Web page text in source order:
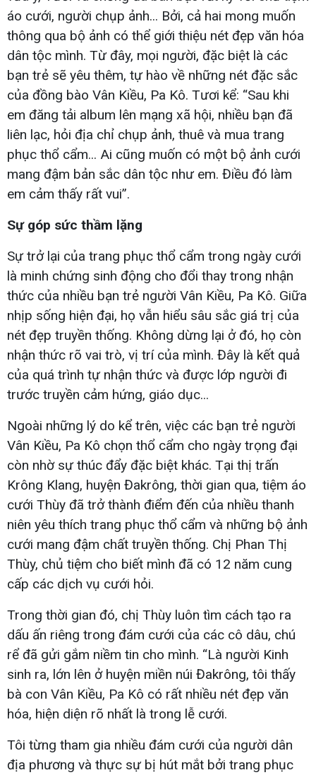
áo cưới, người chụp ảnh... Bởi, cả hai mong muốn
thông qua bộ ảnh có thể giới thiệu nét đẹp văn hóa
dân tộc mình. Từ đây, mọi người, đặc biệt là các
bạn trẻ sẽ yêu thêm, tự hào về những nét đặc sắc
của đồng bào Vân Kiều, Pa Kô. Tươi kể: “Sau khi
em đăng tải album lên mạng xã hội, nhiều bạn đã
liên lạc, hỏi địa chỉ chụp ảnh, thuê và mua trang
phục thổ cẩm... Ai cũng muốn có một bộ ảnh cưới
mang đậm bản sắc dân tộc như em. Điều đó làm
em cảm thấy rất vui”.
Sự góp sức thầm lặng
Sự trở lại của trang phục thổ cẩm trong ngày cưới
là minh chứng sinh động cho đổi thay trong nhận
thức của nhiều bạn trẻ người Vân Kiều, Pa Kô. Giữa
nhịp sống hiện đại, họ vẫn hiểu sâu sắc giá trị của
nét đẹp truyền thống. Không dừng lại ở đó, họ còn
nhận thức rõ vai trò, vị trí của mình. Đây là kết quả
của quá trình tự nhận thức và được lớp người đi
trước truyền cảm hứng, giáo dục...
Ngoài những lý do kể trên, việc các bạn trẻ người
Vân Kiều, Pa Kô chọn thổ cẩm cho ngày trọng đại
còn nhờ sự thúc đẩy đặc biệt khác. Tại thị trấn
Krông Klang, huyện Đakrông, thời gian qua, tiệm áo
cưới Thùy đã trở thành điểm đến của nhiều thanh
niên yêu thích trang phục thổ cẩm và những bộ ảnh
cưới mang đậm chất truyền thống. Chị Phan Thị
Thùy, chủ tiệm cho biết mình đã có 12 năm cung
cấp các dịch vụ cưới hỏi.
Trong thời gian đó, chị Thùy luôn tìm cách tạo ra
dấu ấn riêng trong đám cưới của các cô dâu, chú
rể đã gửi gắm niềm tin cho mình. “Là người Kinh
sinh ra, lớn lên ở huyện miền núi Đakrông, tôi thấy
bà con Vân Kiều, Pa Kô có rất nhiều nét đẹp văn
hóa, hiện diện rõ nhất là trong lễ cưới.
Tôi từng tham gia nhiều đám cưới của người dân
địa phương và thực sự bị hút mắt bởi trang phục